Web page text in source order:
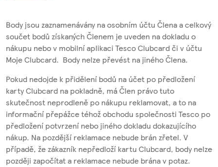
Body jsou zaznamenávány na osobním účtu Člena a celkový
součet bodů získaných Členem je uveden na dokladu o
nákupu nebo v mobilní aplikaci Tesco Clubcard či v účtu
Moje Clubcard. Body nelze převést na jiného Člena.
Pokud nedojde k přidělení bodů na účet po předložení
karty Clubcard na pokladně, má Člen právo tuto
skutečnost neprodleně po nákupu reklamovat, a to na
informační přepážce téhož obchodu společnosti Tesco po
předložení potvrzení nebo jiného dokladu dokazujícího
nákup. Na pozdější reklamace nebude brán zřetel. V
případě, že zákazník nepředloží kartu Clubcard, body nelze
později započítat a reklamace nebude brána v potaz.